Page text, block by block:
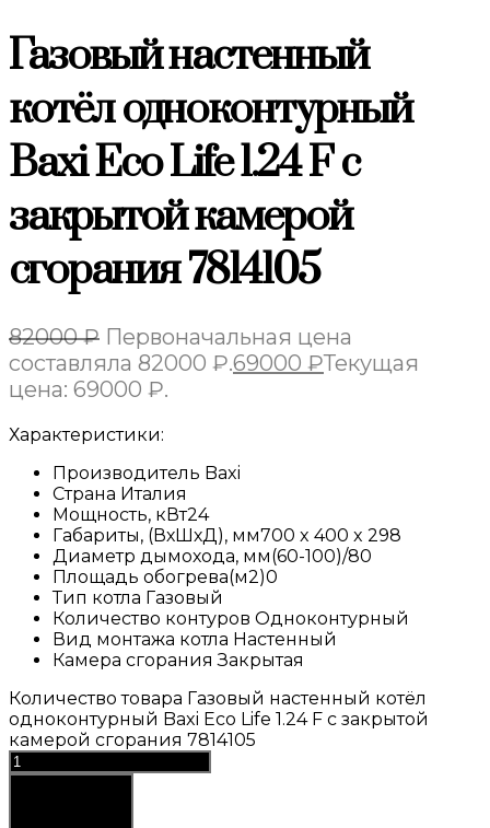
Газовый настенный
котёл одноконтурный
Baxi Eco Life 1.24 F с
закрытой камерой
сгорания 7814105
82000₽ Первоначальная цена
составляла 82000 ₽.69000 ₽Текущая
цена: 69000 ₽.
Характеристики:
Производитель Baxi
Страна Италия
Мощность, кВт24
Габариты, (ВхШхД), мм700 x 400 x 298
Диаметр дымохода, мм(60-100)/80
Площадь обогрева(м2)0
Тип котла Газовый
Количество контуров Одноконтурный
Вид монтажа котла Настенный
Камера сгоранияЗакрытая
Количество товара Газовый настенный котёл
одноконтурный Baxi Eco Life 1.24 F с закрытой
камерой сгорания 7814105